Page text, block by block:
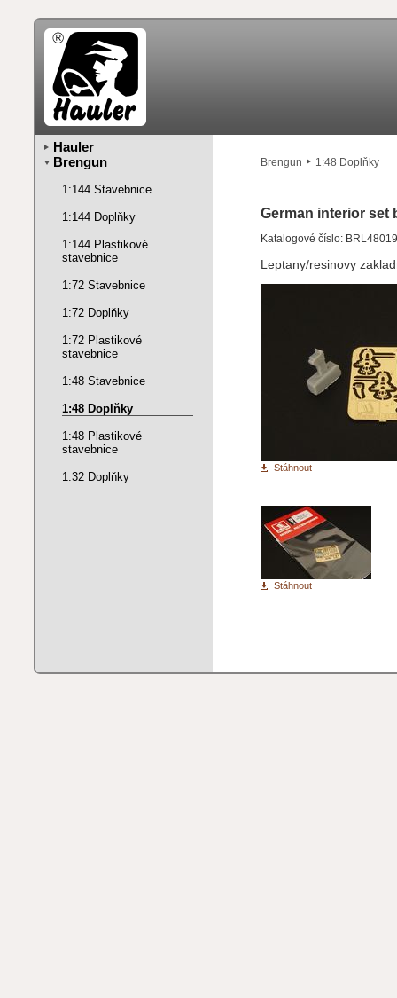
Brengun 1:48 Doplňky
German interior set
Katalogové číslo: BRL48019
Leptany/resinovy
Stáhnout
Stáhnout
Hauler
Brengun
1:144 Stavebnice
1:144 Doplňky
1:144 Plastikové
stavebnice
1:72 Stavebnice
1:72 Doplňky
1:72 Plastikové
stavebnice
1:48 Stavebnice
1:48 Doplňky
1:48 Plastikové
stavebnice
1:32 Doplňky